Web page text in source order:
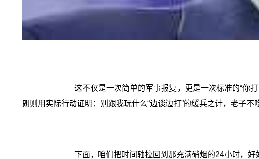
这不仅是一次简单的军事报复，更是一次标准的“你
朗则用实际行动证明：别跟我玩什么“边谈边打”的缓兵之计，老子不
下面，咱们把时间轴拉回到那充满硝烟的24小时，好